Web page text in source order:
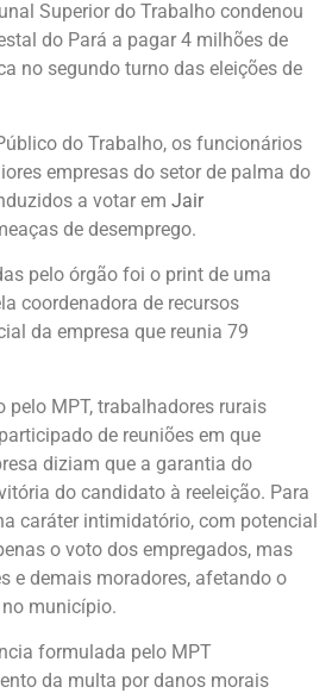
Superior do Trabalho condenou
do Pará a pagar 4 milhões de
no segundo turno das eleições de
do Trabalho, os funcionários
empresas do setor de palma do
a votar em Jair
de desemprego.
pelo órgão foi o print de uma
coordenadora de recursos
da empresa que reunia 79
pelo MPT, trabalhadores rurais
de reuniões em que
diziam que a garantia do
do candidato à reeleição. Para
caráter intimidatório, com potencial
o voto dos empregados, mas
e demais moradores, afetando o
município.
formulada pelo MPT
da multa por danos morais